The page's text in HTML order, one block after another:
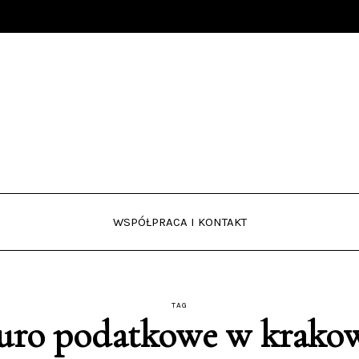
WSPÓŁPRACA I KONTAKT
TAG
podatkowe w